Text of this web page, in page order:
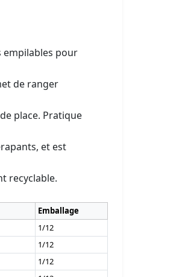
empilables pour
de ranger
place. Pratique
et est
recyclable.
Emballage
1/12
1/12
1/12